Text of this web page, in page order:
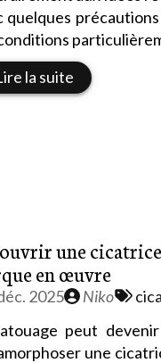
quelques
la suite
une
en œuvre
2025
Publié
Niko
peut
une